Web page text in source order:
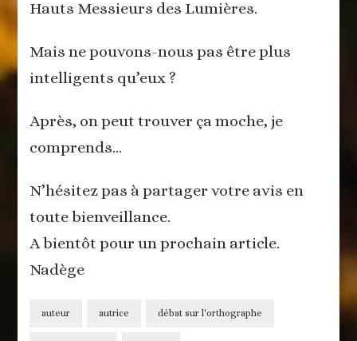
Hauts Messieurs des Lumières.
Mais ne pouvons-nous pas être plus
intelligents qu’eux ?
Après, on peut trouver ça moche, je
comprends…
N’hésitez pas à partager votre avis en
toute bienveillance.
A bientôt pour un prochain article.
Nadège
auteur autrice débat sur l'orthographe